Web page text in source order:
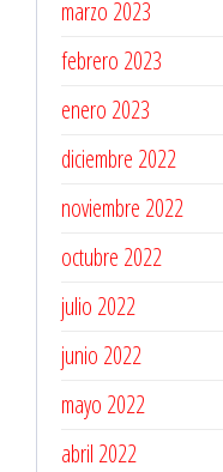
marzo 2023
febrero 2023
enero 2023
diciembre 2022
noviembre 2022
octubre 2022
julio 2022
junio 2022
mayo 2022
abril 2022